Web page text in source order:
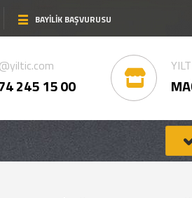
BAYİLİK BAŞVURUSU
245 15 00